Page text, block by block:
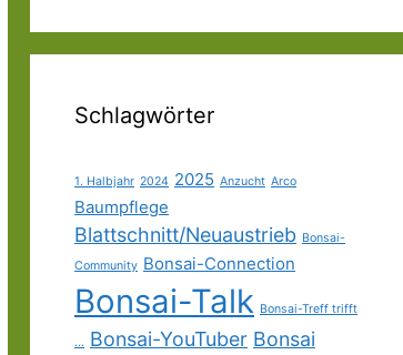
Schlagwörter
1. Halbjahr 2024 2025 Anzucht Arco
Baumpflege
Blattschnitt/Neuaustrieb Bonsai-
Community Bonsai-Connection
Bonsai-Talk Bonsai-Treff trifft
... Bonsai-YouTuber Bonsai